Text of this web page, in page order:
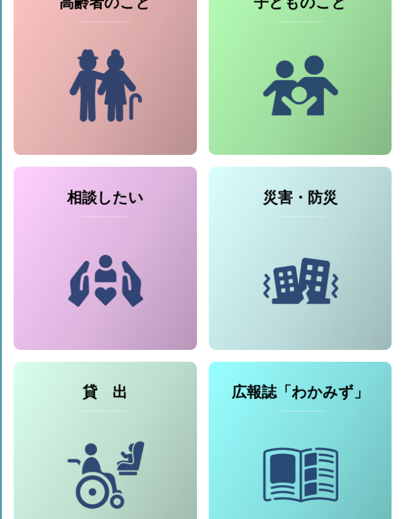
業
● 日常生活自立支援事
● 行政区ミニデイサービス事
● 家族介護者交流事
業
● 生活支援・介護予防体制整
● 福祉教育推進事業
● 体験学習推進事業
相談したい
● 心配ごと相談事業
● 生活福祉資金
● ライフレスキュー事業
● コロナ特例貸付
（福岡県社会福祉協議会受託
災害・防災
● ボランティア保険
貸 出
● チャイルドシート
● レクリエーション用具
広報誌「わかみず」
● 社協だより「わかみず」